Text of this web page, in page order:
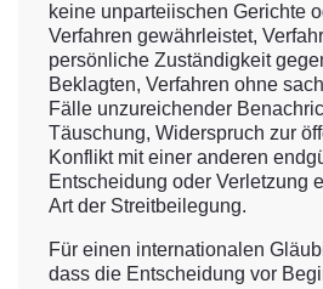
keine unparteiischen Gerichte
Verfahren gewährleistet,
persönliche Zuständigkeit
Beklagten, Verfahren ohne
Fälle unzureichender
Täuschung, Widerspruch zur
Konflikt mit einer anderen
Entscheidung oder Verletzung
Art der Streitbeilegung.
Für einen internationalen
dass die Entscheidung vor